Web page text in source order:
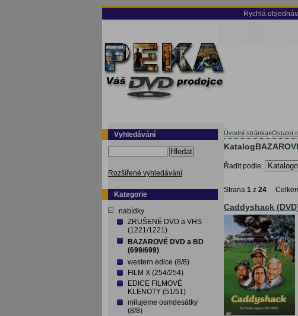
Rychlá
Vyhledávání
Hledat
Rozšířené vyhledávání
Kategorie
nabídky
ZRUŠENÉ DVD a VHS
(1221/1221)
BAZAROVÉ DVD a BD
(699/699)
western edice (8/8)
FILM X (254/254)
EDICE FILMOVÉ
KLENOTY (51/51)
milujeme osmdesátky
(8/8)
Úvodní stránka»Ostatní
Řadit podle:
Strana 1 z 24
Caddyshack